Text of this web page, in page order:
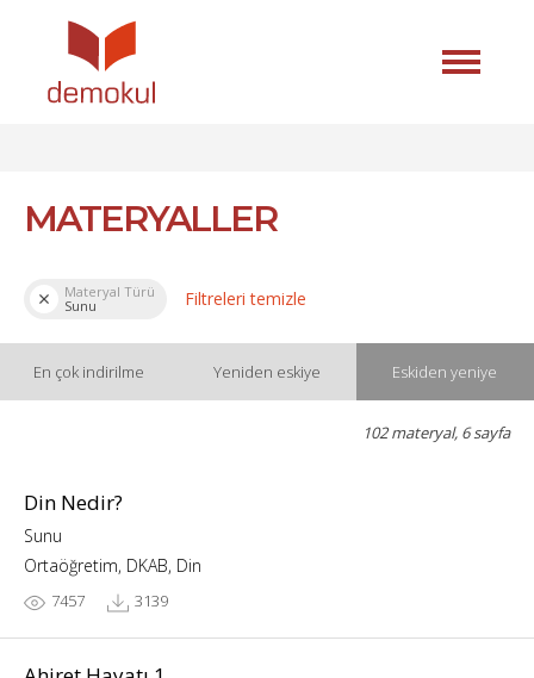
MATERYALLER
Materyal Türü
Sunu
Filtreleri temizle
En çok indirilme Yeniden eskiye Eskiden yeniye
102 materyal, 6 sayfa
Din Nedir?
Sunu
Ortaöğretim, DKAB, Din
7457 3139